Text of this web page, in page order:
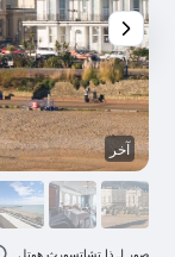
آخر
صور لـ ذا تشاتسورث هوتل